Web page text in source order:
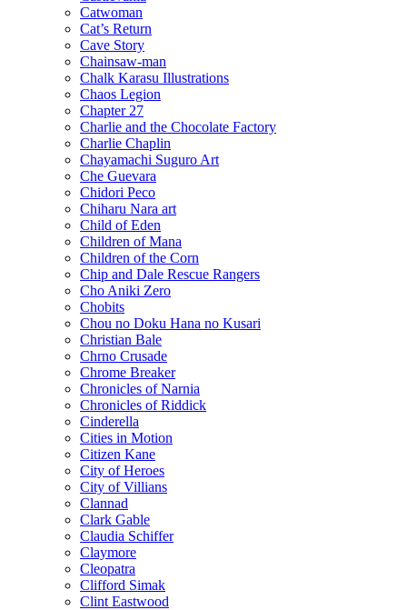
Catwoman
Cat’s Return
Cave Story
Chainsaw-man
Chalk Karasu Illustrations
Chaos Legion
Chapter 27
Charlie and the Chocolate Factory
Charlie Chaplin
Chayamachi Suguro Art
Che Guevara
Chidori Peco
Chiharu Nara art
Child of Eden
Children of Mana
Children of the Corn
Chip and Dale Rescue Rangers
Cho Aniki Zero
Chobits
Chou no Doku Hana no Kusari
Christian Bale
Chrno Crusade
Chrome Breaker
Chronicles of Narnia
Chronicles of Riddick
Cinderella
Cities in Motion
Citizen Kane
City of Heroes
City of Villians
Clannad
Clark Gable
Claudia Schiffer
Claymore
Cleopatra
Clifford Simak
Clint Eastwood